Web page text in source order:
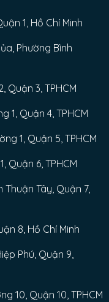
1, Hồ Chí Minh
Phường Bình
Quận 3, TPHCM
1, Quận 4, TPHCM
1, Quận 5, TPHCM
Quận 6, TPHCM
Thuận Tây, Quận 7,
8, Hồ Chí Minh
Phú, Quận 9,
10, Quận 10, TPHCM